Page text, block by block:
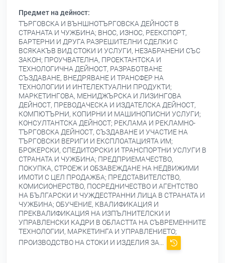
Предмет на дейност:
ТЪРГОВСКА И ВЪНШНОТЪРГОВСКА ДЕЙНОСТ В
СТРАНАТА И ЧУЖБИНА; ВНОС, ИЗНОС, РЕЕКСПОРТ,
БАРТЕРНИ И ДРУГА РАЗРЕШИТЕЛНИ СДЕЛКИ С
ВСЯКАКЪВ ВИД СТОКИ И УСЛУГИ, НЕЗАБРАНЕНИ СЪС
ЗАКОН; ПРОУЧВАТЕЛНА, ПРОЕКТАНТСКА И
ТЕХНОЛОГИЧНА ДЕЙНОСТ, РАЗРАБОТВАНЕ
СЪЗДАВАНЕ, ВНЕДРЯВАНЕ И ТРАНСФЕР НА
ТЕХНОЛОГИИ И ИНТЕЛЕКТУАЛНИ ПРОДУКТИ;
МАРКЕТИНГОВА, МЕНИДЖЪРСКА И ЛИЗИНГОВА
ДЕЙНОСТ, ПРЕВОДАЧЕСКА И ИЗДАТЕЛСКА ДЕЙНОСТ,
КОМПЮТЪРНИ, КОПИРНИ И МАШИНОПИСНИ УСЛУГИ;
КОНСУЛТАНТСКА ДЕЙНОСТ; РЕКЛАМА И РЕКЛАМНО-
ТЪРГОВСКА ДЕЙНОСТ, СЪЗДАВАНЕ И УЧАСТИЕ НА
ТЪРГОВСКИ ВЕРИГИ И ЕКСПЛОАТАЦИЯТА ИМ;
БРОКЕРСКИ, СПЕДИТОРСКИ И ТРАНСПОРТНИ УСЛУГИ В
СТРАНАТА И ЧУЖБИНА; ПРЕДПРИЕМАЧЕСТВО,
ПОКУПКА, СТРОЕЖ И ОБЗАВЕЖДАНЕ НА НЕДВИЖИМИ
ИМОТИ С ЦЕЛ ПРОДАЖБА; ПРЕДСТАВИТЕЛСТВО,
КОМИСИОНЕРСТВО, ПОСРЕДНИЧЕСТВО И АГЕНТСТВО
НА БЪЛГАРСКИ И ЧУЖДЕСТРАННИ ЛИЦА В СТРАНАТА И
ЧУЖБИНА; ОБУЧЕНИЕ, КВАЛИФИКАЦИЯ И
ПРЕКВАЛИФИКАЦИЯ НА ИЗПЪЛНИТЕЛСКИ И
УПРАВЛЕНСКИ КАДРИ В ОБЛАСТТА НА СЪВРЕМЕННИТЕ
ТЕХНОЛОГИИ, МАРКЕТИНГА И УПРАВЛЕНИЕТО;
ПРОИЗВОДСТВО НА СТОКИ И ИЗДЕЛИЯ ЗА...